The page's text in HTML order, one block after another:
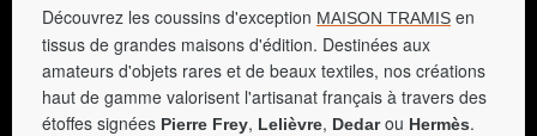
Découvrez les coussins d'exception MAISON TRAMIS en
tissus de grandes maisons d'édition. Destinées aux
amateurs d'objets rares et de beaux textiles, nos créations
haut de gamme valorisent l'artisanat français à travers des
étoffes signées Pierre Frey, Lelièvre, Dedarou Hermès.